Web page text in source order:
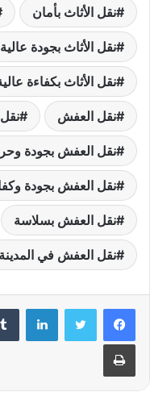
نقل الأثاث بأمان
نقل الأثاث بجودة عالية
نقل الأثاث بكفاءة
نقل العفش
نقل العفش بجودة
نقل العفش بجودة
نقل العفش بسلاسة
نقل العفش في المدينة
طباعة